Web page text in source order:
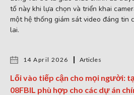
tố này khi lựa chọn và triển khai
một hệ thống giám sát video đáng tin
lai.
14 April 2026 Articles
Lối vào tiếp cận cho mọi người:
08FBIL phù hợp cho các dự án